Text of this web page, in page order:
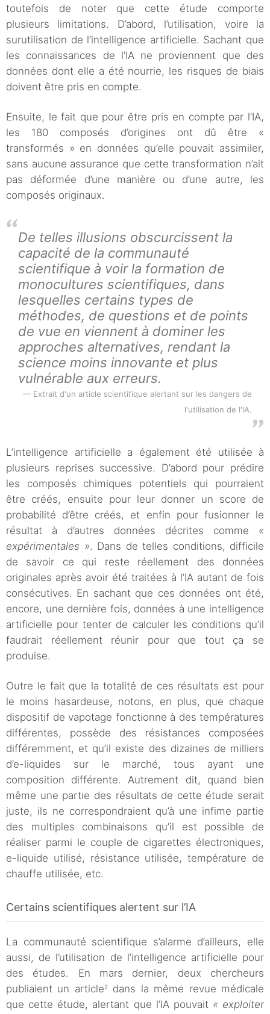
toutefois de noter que cette étude comporte
plusieurs limitations. D’abord, l’utilisation, voire la
surutilisation de l’intelligence artificielle. Sachant que
les connaissances de l’IA ne proviennent que des
données dont elle a été nourrie, les risques de biais
doivent être pris en compte.
Ensuite, le fait que pour être pris en compte par l’IA,
les 180 composés d’origines ont dû être «
transformés » en données qu’elle pouvait assimiler,
sans aucune assurance que cette transformation n’ait
pas déformée d’une manière ou d’une autre, les
composés originaux.
De telles illusions obscurcissent la
capacité de la communauté
scientifique à voir la formation de
monocultures scientifiques, dans
lesquelles certains types de
méthodes, de questions et de points
de vue en viennent à dominer les
approches alternatives, rendant la
science moins innovante et plus
vulnérable aux erreurs.
Extrait d'un article scientifique alertant sur les dangers de
l'utilisation de l'IA.
L’intelligence artificielle a également été utilisée à
plusieurs reprises successive. D’abord pour prédire
les composés chimiques potentiels qui pourraient
être créés, ensuite pour leur donner un score de
probabilité d’être créés, et enfin pour fusionner le
résultat à d’autres données décrites comme «
expérimentales ». Dans de telles conditions, difficile
de savoir ce qui reste réellement des données
originales après avoir été traitées à l’IA autant de fois
consécutives. En sachant que ces données ont été,
encore, une dernière fois, données à une intelligence
artificielle pour tenter de calculer les conditions qu’il
faudrait réellement réunir pour que tout ça se
produise.
Outre le fait que la totalité de ces résultats est pour
le moins hasardeuse, notons, en plus, que chaque
dispositif de vapotage fonctionne à des températures
différentes, possède des résistances composées
différemment, et qu’il existe des dizaines de milliers
d’e-liquides sur le marché, tous ayant une
composition différente. Autrement dit, quand bien
même une partie des résultats de cette étude serait
juste, ils ne correspondraient qu’à une infime partie
des multiples combinaisons qu’il est possible de
réaliser parmi le couple de cigarettes électroniques,
e-liquide utilisé, résistance utilisée, température de
chauffe utilisée, etc.
Certains scientifiques alertent sur l’IA
La communauté scientifique s’alarme d’ailleurs, elle
aussi, de l’utilisation de l’intelligence artificielle pour
des études. En mars dernier, deux chercheurs
publiaient un article2dans la même revue médicale
que cette étude, alertant que l’IA pouvait « exploiter